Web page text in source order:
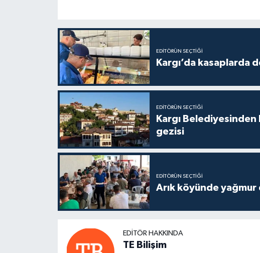
EDITÖRÜN SEÇTIĞI
Kargı’da kasaplarda
EDITÖRÜN SEÇTIĞI
Kargı
gezisi
EDITÖRÜN SEÇTIĞI
Arık köyünde yağmur
EDITÖR HAKKINDA
TE Bilişim